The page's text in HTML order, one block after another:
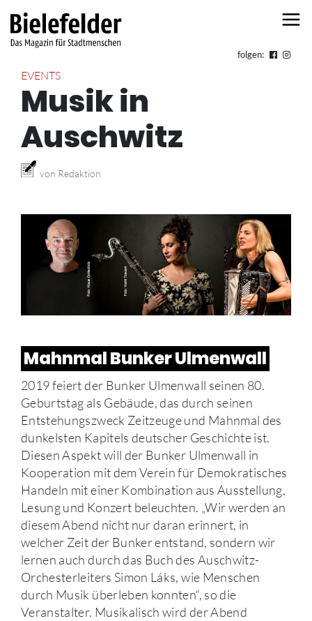
folgen:
EVENTS
Musik in
Auschwitz
von Redaktion
Mahnmal Bunker Ulmenwall
2019 feiert der Bunker Ulmenwall seinen 80.
Geburtstag als Gebäude, das durch seinen
Entstehungszweck Zeitzeuge und Mahnmal des
dunkelsten Kapitels deutscher Geschichte ist.
Diesen Aspekt will der Bunker Ulmenwall in
Kooperation mit dem Verein für Demokratisches
Handeln mit einer Kombination aus Ausstellung,
Lesung und Konzert beleuchten. „Wir werden an
diesem Abend nicht nur daran erinnert, in
welcher Zeit der Bunker entstand, sondern wir
lernen auch durch das Buch des Auschwitz-
Orchesterleiters Simon Láks, wie Menschen
durch Musik überleben konnten“, so die
Veranstalter. Musikalisch wird der Abend